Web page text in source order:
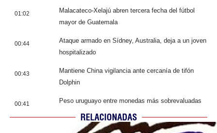
01:02
Malacateco-Xelajú abren tercera fecha del fútbol
mayor de Guatemala
00:44
Ataque armado en Sídney, Australia, deja a un joven
hospitalizado
00:43
Mantiene China vigilancia ante cercanía de tifón
Dolphin
00:41 Peso uruguayo entre monedas más sobrevaluadas
RELACIONADAS